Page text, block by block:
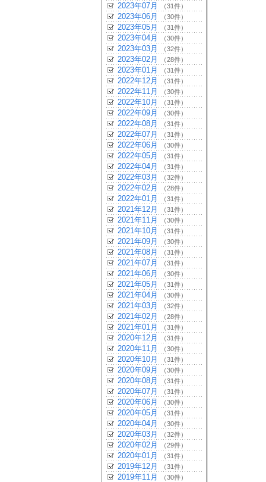
2023年07月 （31件）
2023年06月 （30件）
2023年05月 （31件）
2023年04月 （30件）
2023年03月 （32件）
2023年02月 （28件）
2023年01月 （31件）
2022年12月 （31件）
2022年11月 （30件）
2022年10月 （31件）
2022年09月 （30件）
2022年08月 （31件）
2022年07月 （31件）
2022年06月 （30件）
2022年05月 （31件）
2022年04月 （31件）
2022年03月 （32件）
2022年02月 （28件）
2022年01月 （31件）
2021年12月 （31件）
2021年11月 （30件）
2021年10月 （31件）
2021年09月 （30件）
2021年08月 （31件）
2021年07月 （31件）
2021年06月 （30件）
2021年05月 （31件）
2021年04月 （30件）
2021年03月 （32件）
2021年02月 （28件）
2021年01月 （31件）
2020年12月 （31件）
2020年11月 （30件）
2020年10月 （31件）
2020年09月 （30件）
2020年08月 （31件）
2020年07月 （31件）
2020年06月 （30件）
2020年05月 （31件）
2020年04月 （30件）
2020年03月 （32件）
2020年02月 （29件）
2020年01月 （31件）
2019年12月 （31件）
2019年11月 （30件）